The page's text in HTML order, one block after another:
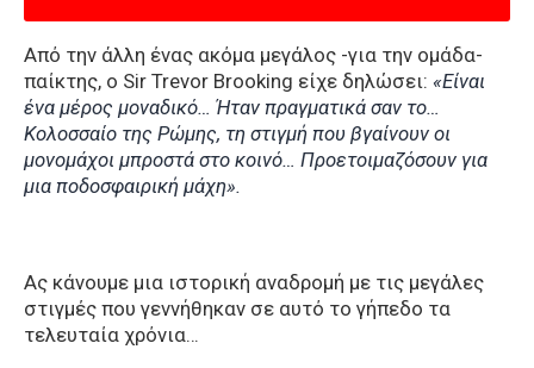
Από την άλλη ένας ακόμα μεγάλος -για την ομάδα-
παίκτης, o Sir Trevor Brooking είχε δηλώσει: «Είναι
ένα μέρος μοναδικό… Ήταν πραγματικά σαν το…
Κολοσσαίο της Ρώμης, τη στιγμή που βγαίνουν οι
μονομάχοι μπροστά στο κοινό… Προετοιμαζόσουν για
μια ποδοσφαιρική μάχη».
Ας κάνουμε μια ιστορική αναδρομή με τις μεγάλες
στιγμές που γεννήθηκαν σε αυτό το γήπεδο τα
τελευταία χρόνια…